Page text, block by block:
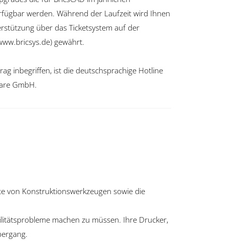
werden. Während der Laufzeit wird Ihnen
über das Ticketsystem auf der
gewährt.
inbegriffen, ist die deutschsprachige Hotline
GmbH.
von Konstruktionswerkzeugen sowie die
machen zu müssen. Ihre Drucker,